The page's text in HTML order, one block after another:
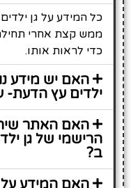
ממש קצת אחרי
כדי לראות אותו.
האם יש מידע
ילדים עץ הדעת-
האם האתר
ב?
האם המידע על